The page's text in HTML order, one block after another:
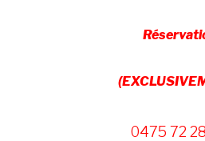
0475 72